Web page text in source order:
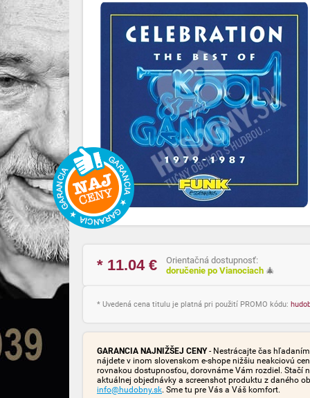
* 11.04€
Orientačná dostupnosť:
doručenie po Vianociach 🎄
* Uvedená cena titulu je platná pri použití PROMO kódu:
GARANCIA NAJNIŽŠEJ CENY- Nestrácajte čas
nájdete v inom slovenskom e-shope nižšiu neakciovú
rovnakou dostupnosťou, dorovnáme Vám rozdiel. Stačí
aktuálnej objednávky a screenshot produktu z daného
info@hudobny.sk. Sme tu pre Vás a Váš komfort.